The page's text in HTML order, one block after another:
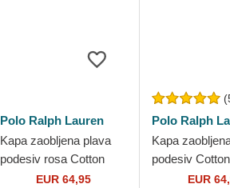
Polo Ralph Lauren
Kapa zaobljena plava
podesiv rosa Cotton
Chino Classic Sport
EUR 64,95
Polo Ralph
Kapa
podesiv
Classic Sport
EUR